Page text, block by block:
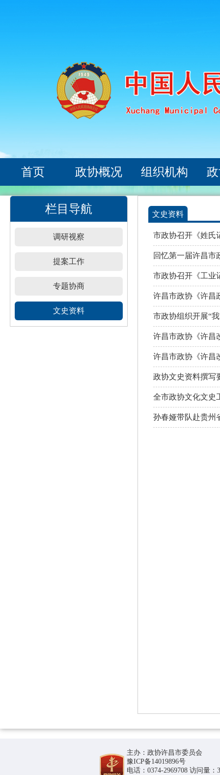
首页 政协概况 组织机构
栏目导航
调研视察
提案工作
专题协商
文史资料
文史资料
市政协召开《姓氏
回忆第一届许昌市
市政协召开《工业
许昌市政协《许昌
市政协组织开展“
许昌市政协《许昌
许昌市政协《许昌
政协文史资料撰写
全市政协文化文史
孙春娅带队赴贵州
主办：政协许昌市委员会
豫ICP备14019896号
电话：0374-2969708 访问量：